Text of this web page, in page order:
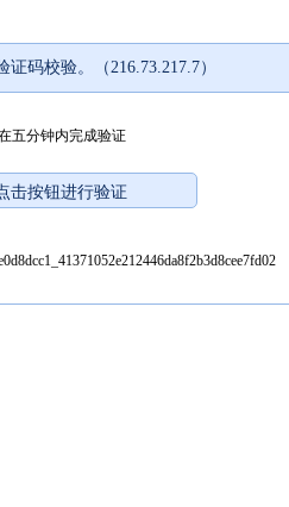
码校验。（216.73.217.7）
五分钟内完成验证